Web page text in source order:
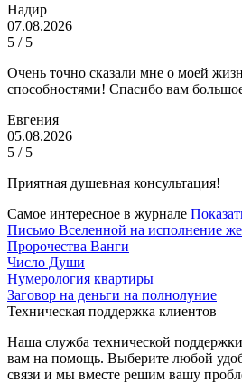
Надир
07.08.2026
5 / 5
Очень точно сказали мне о моей
способностями! Спасибо вам
Евгения
05.08.2026
5 / 5
Приятная душевная консультация!
Самое интересное в журнале
Письмо Вселенной на исполнение
Пророчества Ванги
Число Души
Нумерология квартиры
Заговор на деньги на полнолуние
Техническая поддержка клиентов
Наша служба технической
вам на помощь. Выберите любой
связи и мы вместе решим вашу